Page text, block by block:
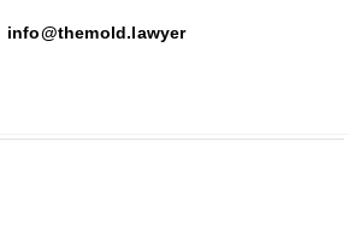
info@themold.lawyer